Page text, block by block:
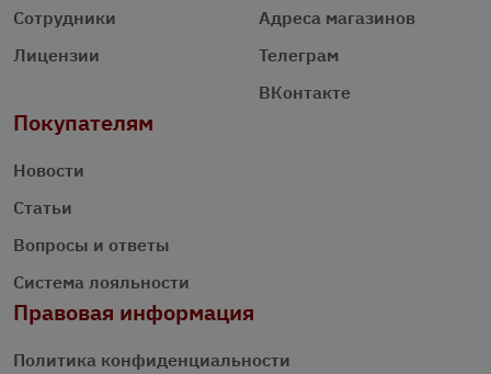
Сотрудники
Лицензии
Адреса магазинов
Телеграм
ВКонтакте
Покупателям
Новости
Статьи
Вопросы и ответы
Система лояльности
Правовая информация
Политика конфиденциальности